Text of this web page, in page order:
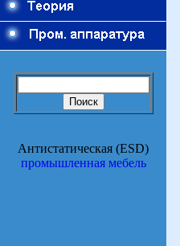
Антистатическая (ESD)
промышленная мебель